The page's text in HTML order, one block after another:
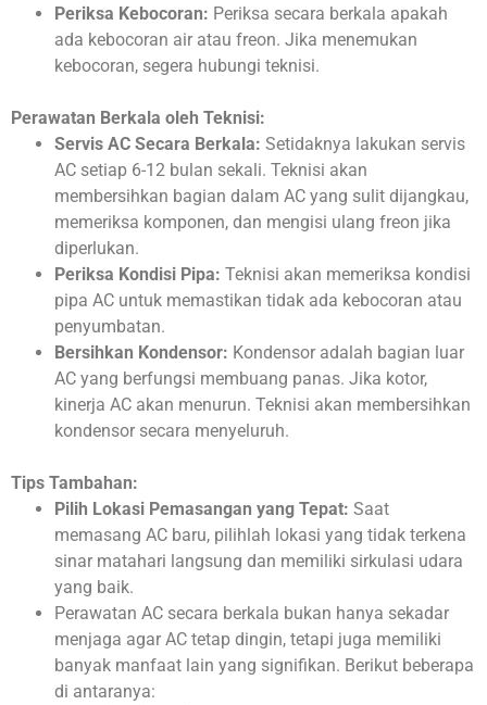
Periksa Kebocoran: Periksa secara berkala apakah
ada kebocoran air atau freon. Jika menemukan
kebocoran, segera hubungi teknisi.
Perawatan Berkala oleh Teknisi:
Servis AC Secara Berkala: Setidaknya lakukan servis
AC setiap 6-12 bulan sekali. Teknisi akan
membersihkan bagian dalam AC yang sulit dijangkau,
memeriksa komponen, dan mengisi ulang freon jika
diperlukan.
Periksa Kondisi Pipa: Teknisi akan memeriksa kondisi
pipa AC untuk memastikan tidak ada kebocoran atau
penyumbatan.
Bersihkan Kondensor: Kondensor adalah bagian luar
AC yang berfungsi membuang panas. Jika kotor,
kinerja AC akan menurun. Teknisi akan membersihkan
kondensor secara menyeluruh.
Tips Tambahan:
Pilih Lokasi Pemasangan yang Tepat: Saat
memasang AC baru, pilihlah lokasi yang tidak terkena
sinar matahari langsung dan memiliki sirkulasi udara
yang baik.
Perawatan AC secara berkala bukan hanya sekadar
menjaga agar AC tetap dingin, tetapi juga memiliki
banyak manfaat lain yang signifikan. Berikut beberapa
di antaranya: